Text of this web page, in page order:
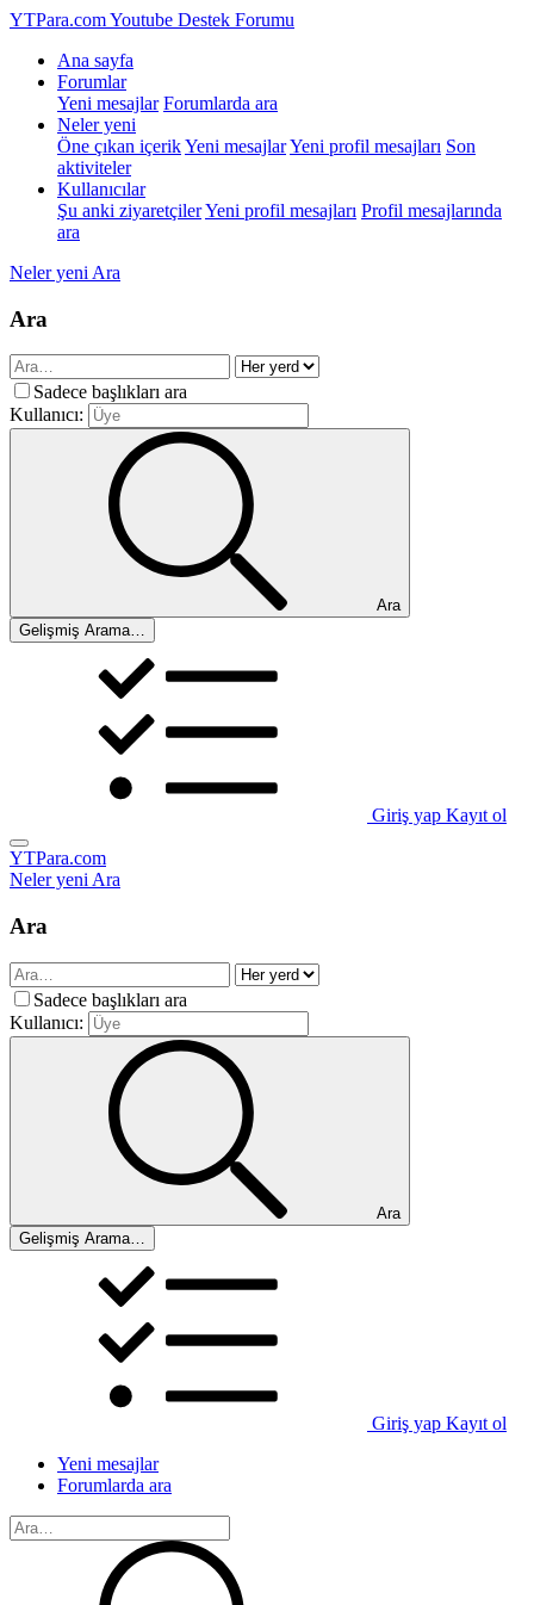
YTPara.comYoutube Destek Forumu
Ana sayfa
Forumlar
Yeni mesajlar Forumlarda ara
Neler yeni
Öne çıkan içerikYeni mesajlarYeni profil mesajları Son
aktiviteler
Kullanıcılar
Şu anki ziyaretçilerYeni profil mesajları Profil mesajlarında
ara
Neler yeni Ara
Ara
Sadece başlıkları ara
Kullanıcı:
Ara
Gelişmiş Arama…
Giriş yap Kayıt ol
YTPara.com
Neler yeniAra
Ara
Sadece başlıkları ara
Kullanıcı:
Ara
Gelişmiş Arama…
Giriş yap Kayıt ol
Yeni mesajlar
Forumlarda ara